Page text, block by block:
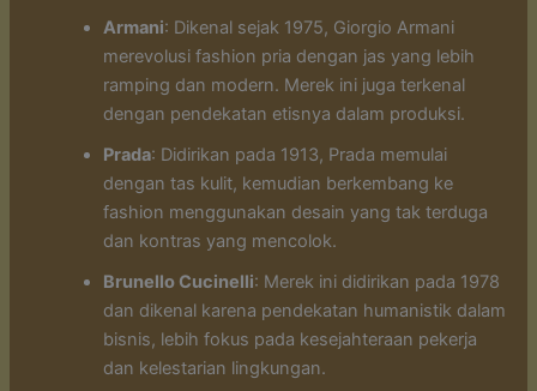
Armani: Dikenal sejak 1975, Giorgio Armani
merevolusi fashion pria dengan jas yang lebih
ramping dan modern. Merek ini juga terkenal
dengan pendekatan etisnya dalam produksi.
Prada: Didirikan pada 1913, Prada memulai
dengan tas kulit, kemudian berkembang ke
fashion menggunakan desain yang tak terduga
dan kontras yang mencolok.
Brunello Cucinelli: Merek ini didirikan pada 1978
dan dikenal karena pendekatan humanistik dalam
bisnis, lebih fokus pada kesejahteraan pekerja
dan kelestarian lingkungan.